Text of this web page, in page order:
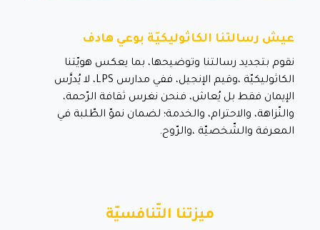
عيش رسالتنا الكاثوليكيّة بوعي هادف
نقوم بتجديد رسالتنا وتوضيحها، بما يعكس هويّتنا
الكاثوليكيّة ،وقيم الإنجيل، ففي مدارس LPS، لا يُدرَّس
الإيمان فقط بل يُعاش، فنحن نغرس ثقافة الرّحمة،
والنّزاهة، والاحترام، والخدمة؛ لضمان نموّ الطّلبة في
المعرفة والشّخصيّة ،والرّوح.
ميزتنا التّنافسيّة